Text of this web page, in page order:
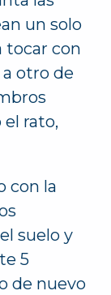
un solo
tocar con
a otro de
rato,
con la
suelo y
5
de nuevo